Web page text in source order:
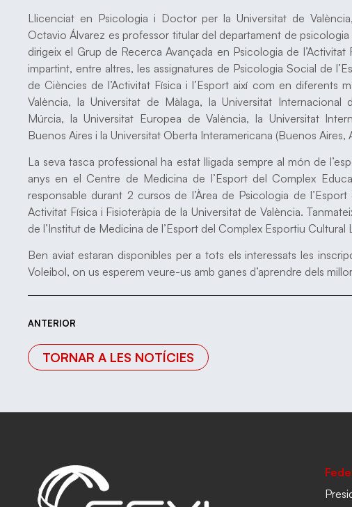
Llicenciat en Psicologia i Doctor per la Universitat de
Octavio Álvarez es professor titular del departament de
dirigeix el Grup de Recerca Avançada en Psicologia de l’Activitat
impartint, entre altres, les assignatures de Psicologia Social de
de Ciències de l’Activitat Física i l’Esport així com en diferents
València, la Universitat de Màlaga, la Universitat Internacional
Múrcia, la Universitat Europea de València, la Universitat
Buenos Aires i la Universitat Oberta Interamericana (Buenos Aires,
La seva tasca professional ha estat lligada sempre al món de
anys en el Centre de Medicina de l’Esport del Complex
responsable durant 2 cursos de l’Àrea de Psicologia de
Activitat Física i Fisioteràpia de la Universitat de València.
de l’Institut de Medicina de l’Esport del Complex Esportiu Cultural
Ben aviat estaran disponibles per a tots els interessats les
Voleibol, on us esperem veure-us amb ganes d’aprendre dels
ANTERIOR
TORNAR A LES NOTÍCIES